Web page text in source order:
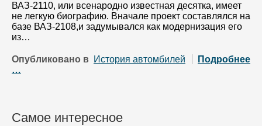
ВАЗ-2110, или всенародно известная десятка, имеет
не легкую биографию. Вначале проект составлялся на
базе ВАЗ-2108,и задумывался как модернизация его
из…
Опубликовано в История автомбилей
Подробнее
…
Самое интересное